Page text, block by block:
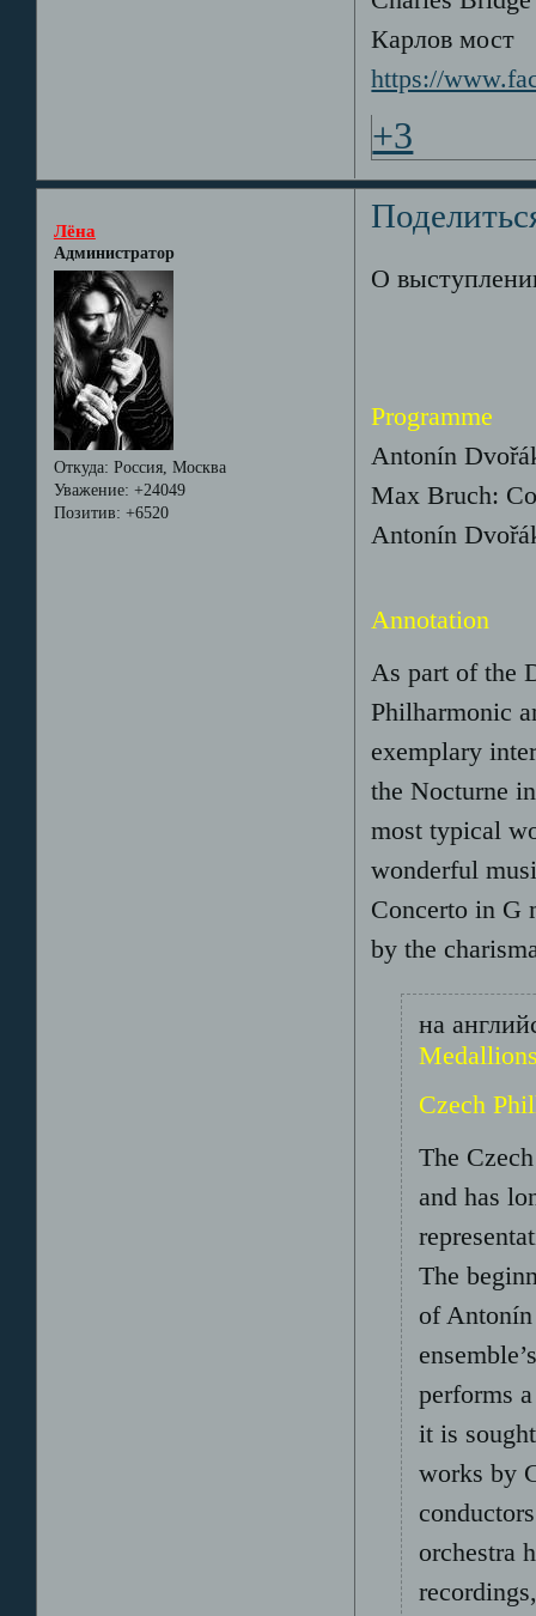
Карлов мост
https://
+3
Лёна
Администратор
Откуда: Россия, Москва
Уважение: +24049
Позитив: +6520
О
Programme
Antonín
Max Bruch:
Antonín
Annotation
As part of the
Philharmonic
exemplary
the Nocturne
most typical
wonderful
Concerto in G
by the
на
Czech
The
and has
The
of
performs
it is
works by
orchestra